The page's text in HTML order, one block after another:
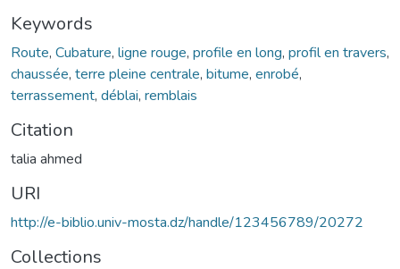
Keywords
Route, Cubature, ligne rouge, profile en long, profil en travers,
chaussée, terre pleine centrale, bitume, enrobé,
terrassement, déblai, remblais
Citation
talia ahmed
URI
http://e-biblio.univ-mosta.dz/handle/123456789/20272
Collections